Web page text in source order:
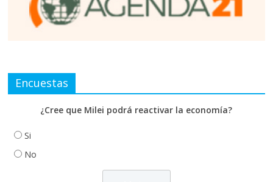
Encuestas
¿Cree que Milei podrá reactivar la economía?
Si
No